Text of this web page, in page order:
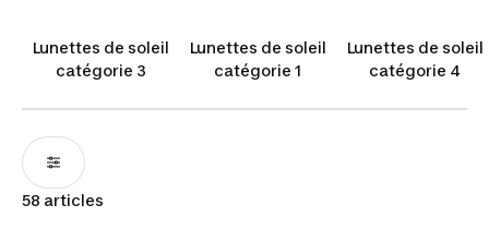
Lunettes de soleil
catégorie 3
Lunettes de soleil
catégorie 1
Lunettes de soleil
catégorie 4
58 articles